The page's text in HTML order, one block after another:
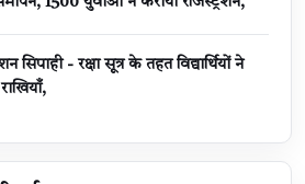
सिपाही - रक्षा सूत्र के तहत विद्यार्थियों ने